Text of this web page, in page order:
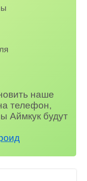
наше
телефон,
Аймкук будут